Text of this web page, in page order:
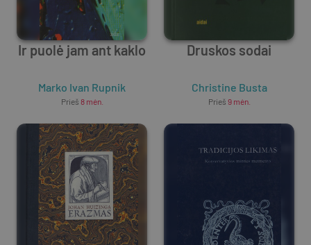
Ir puolė jam ant kaklo
Marko Ivan Rupnik
Prieš 8 mėn.
Druskos sodai
Christine Busta
Prieš 9 mėn.